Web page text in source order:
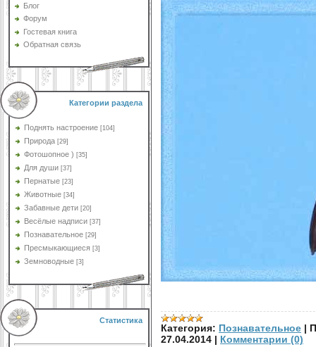
Блог
Форум
Гостевая книга
Обратная связь
Категории раздела
Поднять настроение [104]
Природа [29]
Фотошопное ) [35]
Для души [37]
Пернатые [23]
Животные [34]
Забавные дети [20]
Весёлые надписи [37]
Познавательное [29]
Пресмыкающиеся [3]
Земноводные [3]
Статистика
Категория: Познавательное |
27.04.2014 | Комментарии (0)